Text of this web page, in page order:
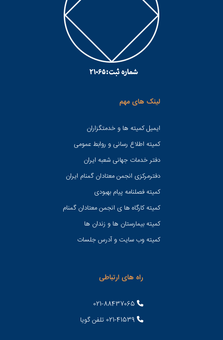
لینک های مهم
ایمیل کمیته ها و خدمتگزاران
کميته اطلاع رسانی و روابط عمومی
دفتر خدمات جهانی شعبه ايران
دفترمرکزی انجمن معتادان گمنام ایران
کمیته فصلنامه پیام بهبودی
کمیته کارگاه ها ی انجمن معتادان گمنام
کمیته بیمارستان ها و زندان ها
کمیته وب سایت و آدرس جلسات
راه های ارتباطی